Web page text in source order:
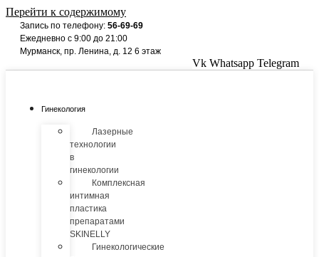
Перейти к содержимому
Запись по телефону: 56-69-69
Ежедневно с 9:00 до 21:00
Мурманск, пр. Ленина, д. 12 6 этаж
Vk Whatsapp Telegram
Гинекология
Лазерные
технологии
в
гинекологии
Комплексная
интимная
пластика
препаратами
SKINELLY
Гинекологические